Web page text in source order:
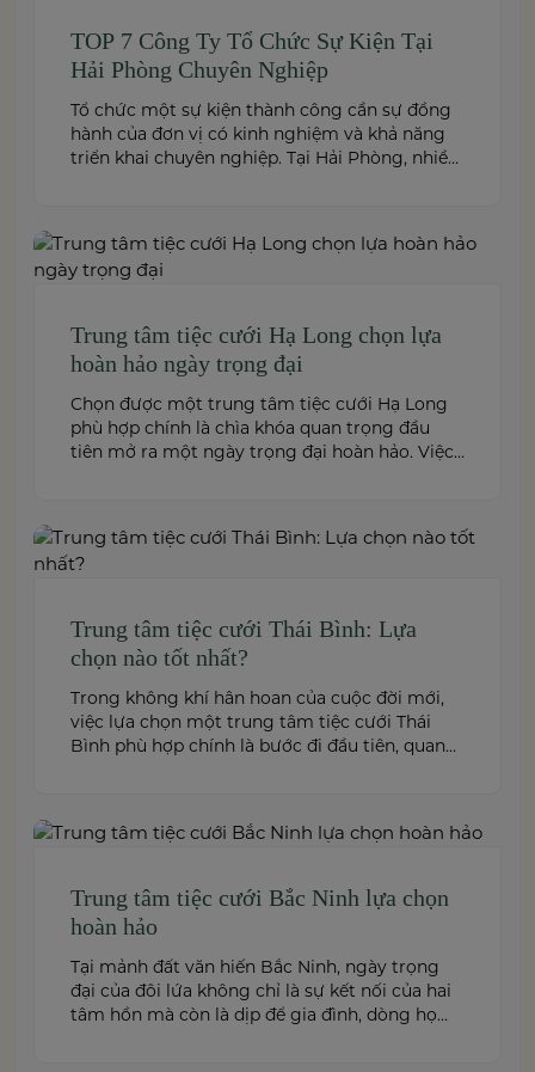
TOP 7 Công Ty Tổ Chức Sự Kiện Tại
Hải Phòng Chuyên Nghiệp
Tổ chức một sự kiện thành công cần sự đồng
hành của đơn vị có kinh nghiệm và khả năng
triển khai chuyên nghiệp. Tại Hải Phòng, nhiều
Trung tâm tiệc cưới Hạ Long chọn lựa
hoàn hảo ngày trọng đại
Chọn được một trung tâm tiệc cưới Hạ Long
phù hợp chính là chìa khóa quan trọng đầu
tiên mở ra một ngày trọng đại hoàn hảo. Việc
Trung tâm tiệc cưới Thái Bình: Lựa
chọn nào tốt nhất?
Trong không khí hân hoan của cuộc đời mới,
việc lựa chọn một trung tâm tiệc cưới Thái
Bình phù hợp chính là bước đi đầu tiên, quan
Trung tâm tiệc cưới Bắc Ninh lựa chọn
hoàn hảo
Tại mảnh đất văn hiến Bắc Ninh, ngày trọng
đại của đôi lứa không chỉ là sự kết nối của hai
tâm hồn mà còn là dịp để gia đình, dòng họ